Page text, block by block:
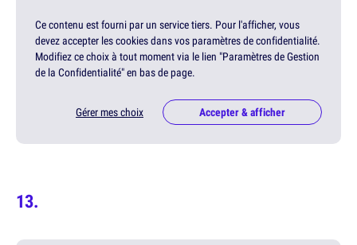
Ce contenu est fourni par un service tiers. Pour l'afficher, vous
devez accepter les cookies dans vos paramètres de confidentialité.
Modifiez ce choix à tout moment via le lien "Paramètres de Gestion
de la Confidentialité" en bas de page.
Gérer mes choix Accepter & afficher